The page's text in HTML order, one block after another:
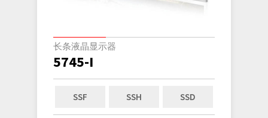
长条液晶显示器
5745-I
SSF SSH SSD